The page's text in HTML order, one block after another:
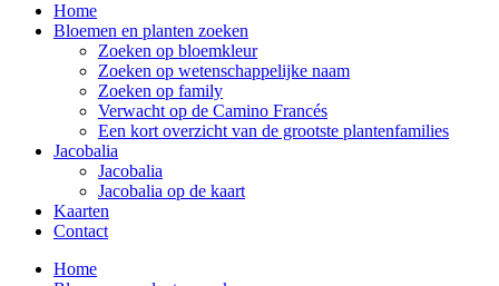
Home
Bloemen en planten zoeken
Zoeken op bloemkleur
Zoeken op wetenschappelijke naam
Zoeken op family
Verwacht op de Camino Francés
Een kort overzicht van de grootste plantenfamilies
Jacobalia
Jacobalia
Jacobalia op de kaart
Kaarten
Contact
Home